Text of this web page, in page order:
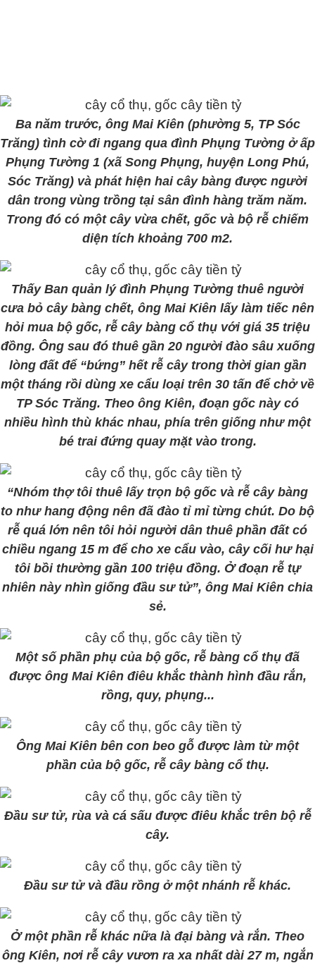
Ba năm trước, ông Mai Kiên (phường 5, TP Sóc
Trăng) tình cờ đi ngang qua đình Phụng Tường ở ấp
Phụng Tường 1 (xã Song Phụng, huyện Long Phú,
Sóc Trăng) và phát hiện hai cây bàng được người
dân trong vùng trồng tại sân đình hàng trăm năm.
Trong đó có một cây vừa chết, gốc và bộ rễ chiếm
diện tích khoảng 700 m2.
Thấy Ban quản lý đình Phụng Tường thuê người
cưa bỏ cây bàng chết, ông Mai Kiên lấy làm tiếc nên
hỏi mua bộ gốc, rễ cây bàng cổ thụ với giá 35 triệu
đồng. Ông sau đó thuê gần 20 người đào sâu xuống
lòng đất để “bứng” hết rễ cây trong thời gian gần
một tháng rồi dùng xe cẩu loại trên 30 tấn để chở về
TP Sóc Trăng. Theo ông Kiên, đoạn gốc này có
nhiều hình thù khác nhau, phía trên giống như một
bé trai đứng quay mặt vào trong.
“Nhóm thợ tôi thuê lấy trọn bộ gốc và rễ cây bàng
to như hang động nên đã đào tỉ mỉ từng chút. Do bộ
rễ quá lớn nên tôi hỏi người dân thuê phần đất có
chiều ngang 15 m để cho xe cẩu vào, cây cối hư hại
tôi bồi thường gần 100 triệu đồng. Ở đoạn rễ tự
nhiên này nhìn giống đầu sư tử”, ông Mai Kiên chia
sẻ.
Một số phần phụ của bộ gốc, rễ bàng cổ thụ đã
được ông Mai Kiên điêu khắc thành hình đầu rắn,
rồng, quy, phụng...
Ông Mai Kiên bên con beo gỗ được làm từ một
phần của bộ gốc, rễ cây bàng cổ thụ.
Đầu sư tử, rùa và cá sấu được điêu khắc trên bộ rễ
cây.
Đầu sư tử và đầu rồng ở một nhánh rễ khác.
Ở một phần rễ khác nữa là đại bàng và rắn. Theo
ông Kiên, nơi rễ cây vươn ra xa nhất dài 27 m, ngắn